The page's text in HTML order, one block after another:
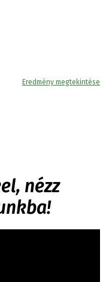
Eredmény megtekintése
nézz